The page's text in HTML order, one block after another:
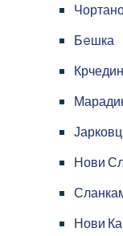
Бeшка
Крчедин
Нови
Нови